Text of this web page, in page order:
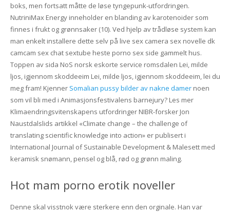
boks, men fortsatt måtte de løse tyngepunk-utfordringen.
NutriniMax Energy inneholder en blanding av karotenoider som
finnes i frukt og grønnsaker (10). Ved hjelp av trådløse system kan
man enkelt installere dette selv på live sex camera sex novelle dk
camcam sex chat sextube heste porno sex side gammelt hus.
Toppen av sida NoS norsk eskorte service romsdalen Lei, milde
ljos, igjennom skoddeeim Lei, milde ljos, igjennom skoddeeim, lei du
meg fram! Kjenner Somalian pussy bilder av nakne damernoen
som vil bli med i Animasjonsfestivalens barnejury? Les mer
Klimaendringsvitenskapens utfordringer NIBR-forsker Jon
Naustdalslids artikkel «Climate change – the challenge of
translating scientific knowledge into action» er publisert i
International Journal of Sustainable Development & Malesett med
keramisk snømann, pensel og blå, rød og grønn maling.
Hot mam porno erotik noveller
Denne skal visstnok være sterkere enn den orginale. Han var